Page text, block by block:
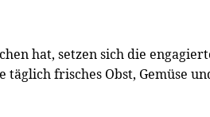
hat, setzen sich die
täglich frisches Obst, Gemüse